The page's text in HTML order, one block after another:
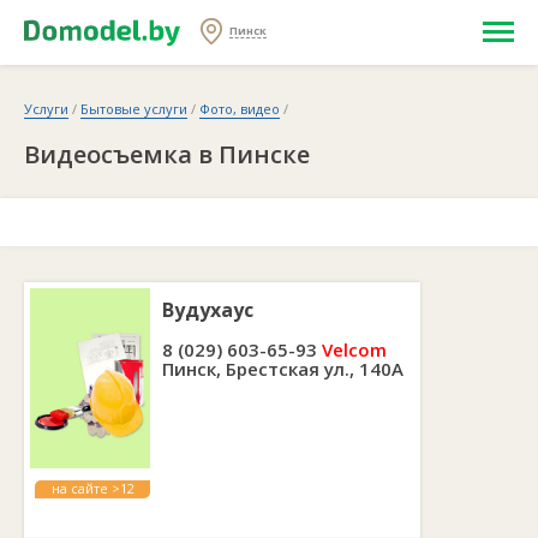
Пинск
Услуги / Бытовые услуги / Фото, видео /
Видеосъемка в Пинске
на сайте >12
Вудухаус
8 (029) 603-65-93 Velcom
Пинск, Брестская ул., 140А